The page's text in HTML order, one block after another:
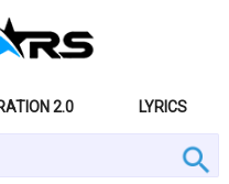
2.0 LYRICS